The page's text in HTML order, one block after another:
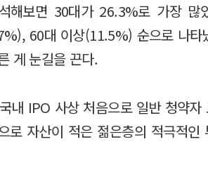
해보면 30대가 26.3%로 가장 많
60대 이상(11.5%) 순으로 나타
게 눈길을 끈다.
내 IPO 사상 처음으로 일반 청약
로 자산이 적은 젊은층의 적극적인